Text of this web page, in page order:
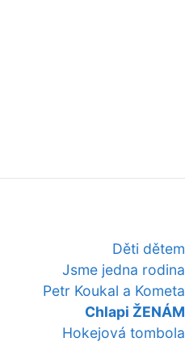
Děti dětem
Jsme jedna rodina
Petr Koukal a Kometa
Chlapi ŽENÁM
Hokejová tombola